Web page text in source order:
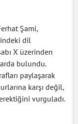
Şami,
dil
X üzerinden
bulundu.
paylaşarak
karşı değil,
vurguladı.